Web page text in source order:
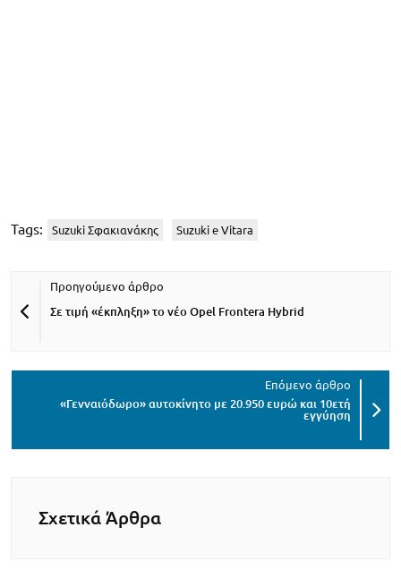
Tags: Suzuki Σφακιανάκης Suzuki e Vitara
Σε τιμή «έκπληξη» το νέο Opel Frontera Hybrid
«Γενναιόδωρο» αυτοκίνητο με 20.950 ευρώ και 10ετή
εγγύηση
Σχετικά Άρθρα